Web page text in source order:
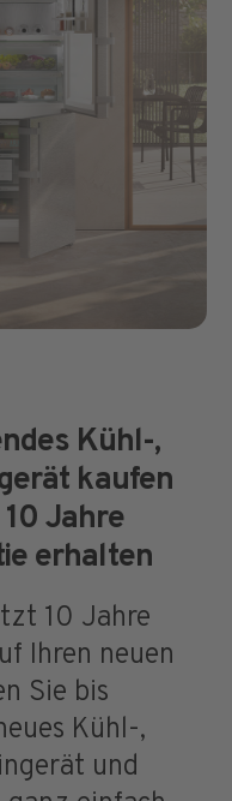
Kühl-,
kaufen
Jahre
erhalten
10 Jahre
Ihren neuen
Sie bis
Kühl-,
und